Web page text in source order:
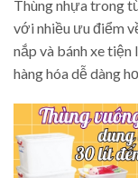
Thùng nhựa trong
với nhiều ưu điểm
nắp và bánh xe
hàng hóa dễ dàng